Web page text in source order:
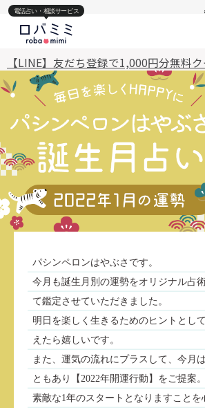
電話占い・相談サービス
【LINE】友だち登録で1,000円分無料
パシンペロンはやぶさです。
今月も誕生月別の運勢をオリジナル占
て鑑定させていただきました。
明日を楽しく生きるためのヒントとし
えたら嬉しいです。
また、運気の流れにプラスして、今月
ともあり【2022年開運行動】をご提案。
素敵な1年のスタートとなりますことを